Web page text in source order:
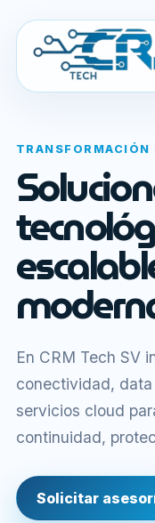
TRANSFORMACIÓN
En CRM Tech SV
conectividad,
servicios cloud
continuidad,
Solicitar